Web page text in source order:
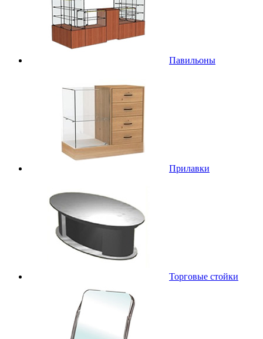
Павильоны
Прилавки
Торговые стойки